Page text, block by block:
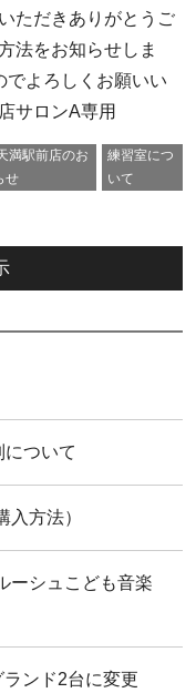
ただきありがとうご
法をお知らせしま
でよろしくお願いい
サロンA専用
満駅前店のお
せ
練習室につ
いて
ついて
方法）
ーシュこども音楽
ンド2台に変更